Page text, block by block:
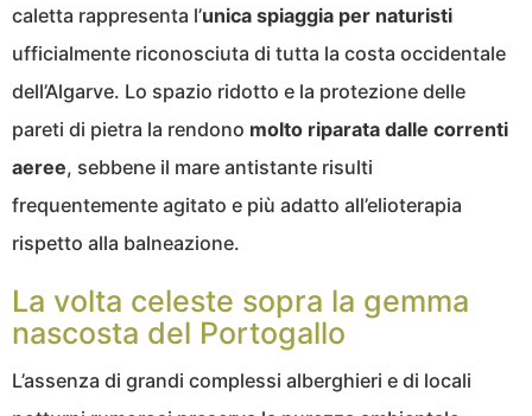
caletta rappresenta l’unica spiaggia per naturisti
ufficialmente riconosciuta di tutta la costa occidentale
dell’Algarve. Lo spazio ridotto e la protezione delle
pareti di pietra la rendono molto riparata dalle correnti
aeree, sebbene il mare antistante risulti
frequentemente agitato e più adatto all’elioterapia
rispetto alla balneazione.
La volta celeste sopra la gemma
nascosta del Portogallo
L’assenza di grandi complessi alberghieri e di locali